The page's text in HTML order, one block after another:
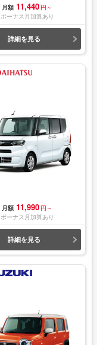
月額 11,440 円～
ボーナス月加算あり
詳細を見る
月額 11,990 円～
ボーナス月加算あり
詳細を見る